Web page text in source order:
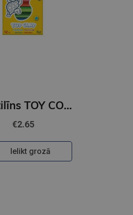
Plastilīns TOY COLOR 12 krāsas, new
€2.65
Ielikt grozā